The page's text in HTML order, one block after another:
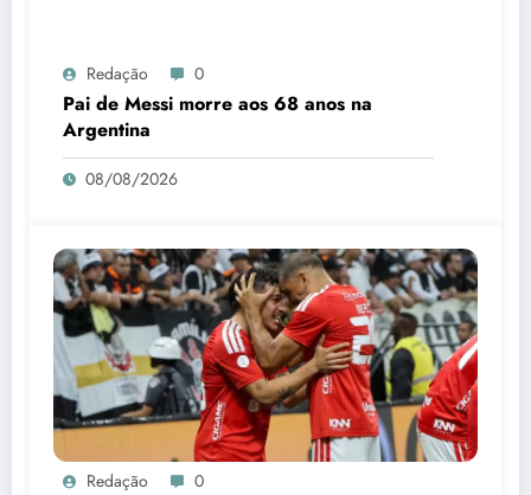
Redação 0
Pai de Messi morre aos 68 anos na
Argentina
08/08/2026
Redação 0